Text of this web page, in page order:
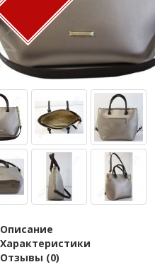
Описание
Характеристики
Отзывы (0)